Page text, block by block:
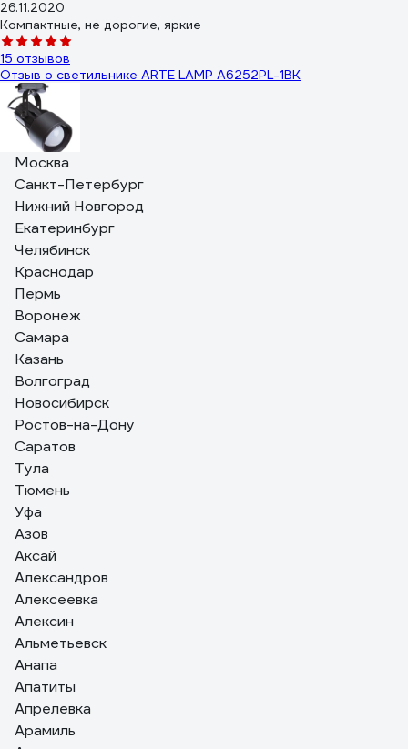
26.11.2020
Компактные, не дорогие, яркие
15 отзывов
Отзыв о светильнике ARTE LAMP A6252PL-1BK
Вероника
03.05.2021
Отличные треки за свою цену. Лампочки использовали
светодиодные плоские 11 Вт, 6 треков вполне достаточно на
рабочую зону готовки
103 отзыва
Отзыв о светильнике FERON AL193 E27 50W, 230V, черный
41598
John
Идеально для дачи
Москва
Санкт-Петербург
Нижний Новгород
Екатеринбург
Челябинск
Краснодар
Пермь
Воронеж
Самара
Казань
Волгоград
Новосибирск
Ростов-на-Дону
Саратов
Тула
Тюмень
Уфа
Азов
Аксай
Александров
Алексеевка
Алексин
Альметьевск
Анапа
Апатиты
Апрелевка
Арамиль